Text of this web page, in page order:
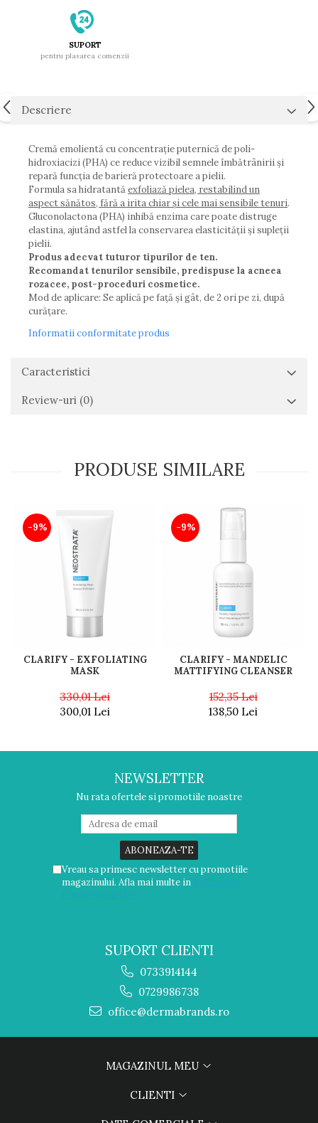
SUPORT
pentru plasarea comenzii
Descriere
Cremă emolientă cu concentrație puternică de poli-
hidroxiacizi (PHA) ce reduce vizibil semnele îmbătrânirii și
repară funcția de barieră protectoare a pielii.
Formula sa hidratantăexfoliază pielea, restabilind un
aspect sănătos, fără a irita chiar și cele mai sensibile tenuri.
Gluconolactona (PHA) inhibă enzima care poate distruge
elastina, ajutând astfel la conservarea elasticității și supleții
pielii.
Produs adecvat tuturor tipurilor de ten.
Recomandat tenurilor sensibile, predispuse la acneea
rozacee, post-proceduri cosmetice.
Mod de aplicare: Se aplică pe față și gât, de 2 ori pe zi, după
curățare.
Informatii conformitate produs
Caracteristici
Review-uri (0)
PRODUSE SIMILARE
-9%
CLARIFY - EXFOLIATING
MASK
330,01 Lei
300,01 Lei
-9%
CLARIFY - MANDELIC
MATTIFYING CLEANSER
152,35 Lei
138,50 Lei
NEWSLETTER
Nu rata ofertele si promotiile noastre
Vreau sa primesc newsletter cu promotiile
magazinului. Afla mai multe in
SUPORT CLIENTI
0733914144
0729986738
office@dermabrands.ro
MAGAZINUL MEU
CLIENTI